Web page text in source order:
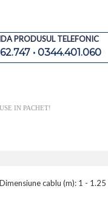
PRODUSUL TELEFONIC
• 0344.401.060
IN PACHET!
cablu (m): 1 -